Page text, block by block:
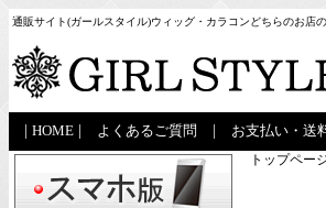
通販サイト(ガールスタイル)ウィッグ・カラコンどちらのお店
HOME よくあるご質問 お支払い・送
トップペー